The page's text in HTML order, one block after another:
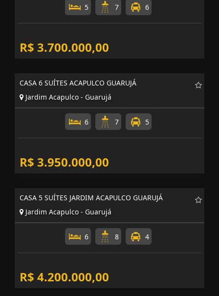
CASA COM LAZER JARDIM ACAPULCO GUARUJÁ
5
R$ 3.700.000,00
CASA 6 SUÍTES ACAPULCO GUARUJÁ
6
R$ 3.950.000,00
CASA 5 SUÍTES JARDIM ACAPULCO GUARUJÁ
6